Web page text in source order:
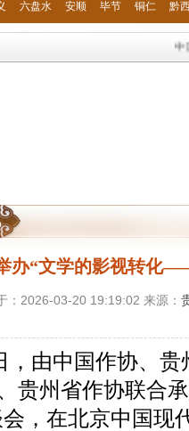
六盘水 安顺 毕节 铜仁 黔
中
办“文学的影视转化
：2026-03-20 19:19:02 来源：
由中国作协、贵
贵州省作协联合
会，在北京中国现